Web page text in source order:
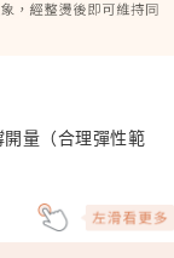
量（合理彈性範